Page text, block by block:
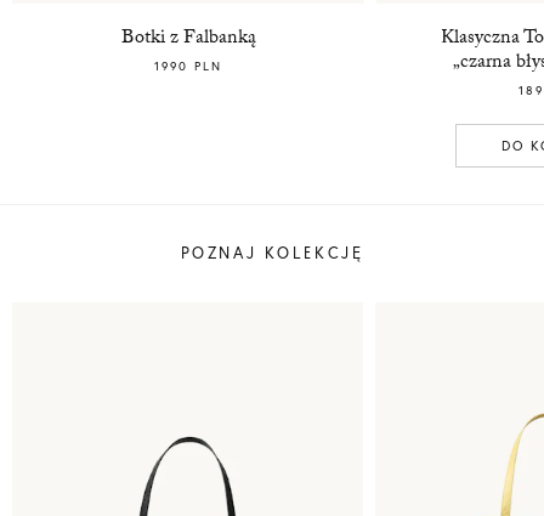
Botki z Falbanką
1990 PLN
Klasyczna
„czarna
DO
POZNAJ KOLEKCJĘ